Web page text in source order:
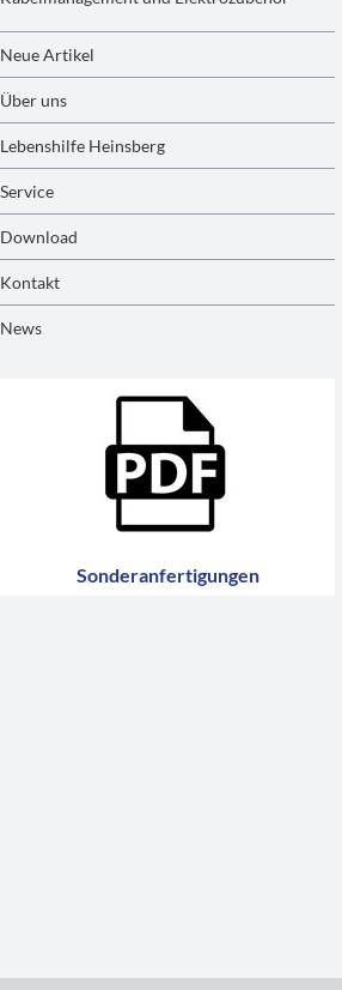
Neue Artikel
Über uns
Lebenshilfe Heinsberg
Service
Download
Kontakt
News
Sonderanfertigungen